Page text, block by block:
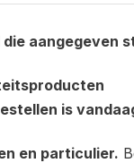
aangegeven
is
en particulier.